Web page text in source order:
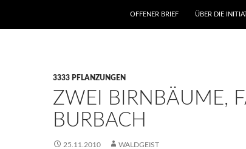
OFFENER BRIEF
ÜBER DIE
3333 PFLANZUNGEN
ZWEI BIRNBÄUME,
BURBACH
25.11.2010 WALDGEIST